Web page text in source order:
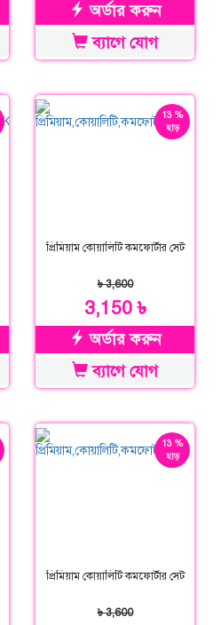
অর্ডার করুন
ব্যাগে যোগ
13 %
ছাড়
প্রিমিয়াম কোয়ালিটি কমফোর্টার সেট
৳ 3,600
3,150 ৳
অর্ডার করুন
ব্যাগে যোগ
13 %
ছাড়
প্রিমিয়াম কোয়ালিটি কমফোর্টার সেট
৳ 3,600